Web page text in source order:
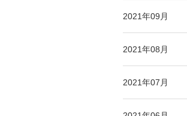
2021年09月
2021年08月
2021年07月